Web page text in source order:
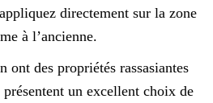
directement sur la zone
à l’ancienne.
ont des propriétés rassasiantes
un excellent choix de